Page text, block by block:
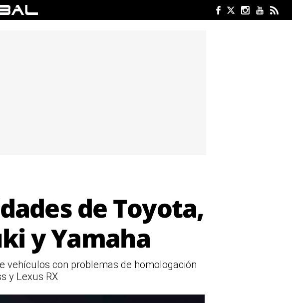
de Toyota,
y Yamaha
vehículos con problemas de homologación
y Lexus RX